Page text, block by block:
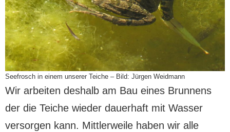
Seefrosch in einem unserer Teiche – Bild: Jürgen Weidmann
Wir arbeiten deshalb am Bau eines Brunnens
der die Teiche wieder dauerhaft mit Wasser
versorgen kann. Mittlerweile haben wir alle